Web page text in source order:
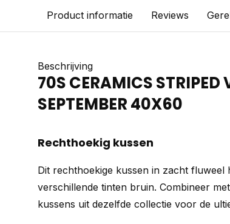
Product informatie Reviews
Beschrijving
70S CERAMICS STRIPED
SEPTEMBER 40X60
Rechthoekig kussen
Dit rechthoekige kussen in zacht fluweel
verschillende tinten bruin. Combineer
kussens uit dezelfde collectie voor de